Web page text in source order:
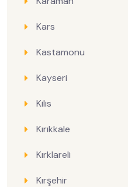
Kars
Kastamonu
Kayseri
Kilis
Kırıkkale
Kırklareli
Kırşehir